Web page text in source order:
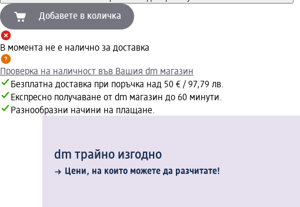
Добавете в количка
В момента не е налично за доставка
Проверка на наличност във Вашия dm магазин
Безплатна доставка при поръчка над 50 € / 97,79 лв.
Експресно получаване от dm магазин до 60 минути.
Разнообразни начини на плащане.
dm трайно изгодно
Цени, на които можете да разчитате!